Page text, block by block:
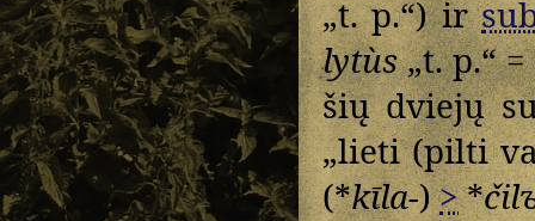
„t. p.“) ir
lytùs„t. p.“ =
šių dviejų
„lieti (pilti
(*kīla-)>*